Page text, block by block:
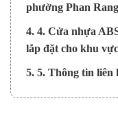
phường Phan Rang
4. 4. Cửa nhựa
lắp đặt cho khu
5. 5. Thông tin liên